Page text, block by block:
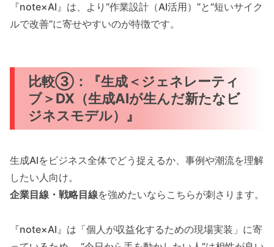
『note×AI』は、より“作業設計（AI活用）”と“短いサイク
ルで改善”に寄せやすいのが特徴です。
比較③：『生成＜ジェネレーティ
ブ＞DX（生成AIが生んだ新たなビ
ジネスモデル）』
生成AIをビジネス全体でどう捉えるか、事例や潮流を理解
したい人向け。
企業目線・戦略目線を強めたいならこちらが刺さります。
『note×AI』は「個人が収益化するための現場実装」に寄